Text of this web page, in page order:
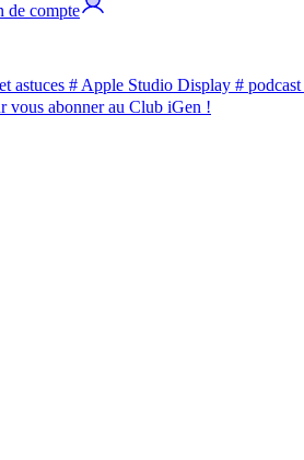
de compte
astuces # Apple Studio Display #
vous abonner au Club iGen !